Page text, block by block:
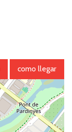
como llegar